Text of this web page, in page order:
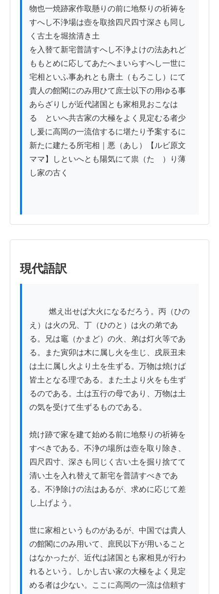
物也一焼跡家作取懸りの前に地祭りの祈祷を
すへし不浄場は壺を取捨四尺四寸深さも同し
く古土を堀捨清き土
を入替て新宅普請すへし不浄よけの法あれど
ももとめに応してあたへまいらすへし一世に
宅相といふ事あれとも唐土（もろこし）にて
貴人の館閣にのみ用ひて庶士以下の用ゆる事
あらざりしが近代諸国とも家相見おこなは
るゝといへ共古家の大極をよく見定むる者少
し爰に高岡の一流信するに堪たり予案するに
新たに建たる所宅相｜悪（あし）【ルビ原文
ママ】しといへとも陽気にて祟（たゝ）り薄
し家の古く
現代語訳
え）は火の兄、丁（ひのと）は火の弟であ
る。兄は竈（かまど）の火、弟は灯火等であ
る。また寅卯は木に属し火を生じ、戌辰丑未
は土に属し火より土を生ずる。万物は焼けば
皆土となる理である。また土より火をも生ず
るのである。土は五行の母であり、万物は土
の気を受けて生ずるものである。
焼け跡で家を建て始める前に地祭りの祈祷を
すべきである。不浄の場所は壺を取り除き、
四尺四寸、深さも同じく古い土を掘り捨てて
清い土を入れ替えて新宅を普請すべきであ
る。不浄除けの法はあるが、求めに応じて差
し上げよう。
世に家相というものがあるが、中国では貴人
の館閣にのみ用いて、庶民以下が用いること
はなかったが、近代は諸国とも家相見が行わ
れるという。しかし古い家の大極をよく見定
める者は少ない。ここに高岡の一流は信頼す